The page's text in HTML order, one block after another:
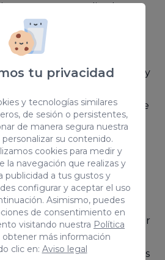
tu privacidad
y tecnologías similares
de sesión o persistentes,
de manera segura nuestra
su contenido.
cookies para medir y
la navegación que realizas y
publicidad a tus gustos y
configurar y aceptar el uso
Asimismo, puedes
de consentimiento en
visitando nuestra Política
obtener más información
clic en: Aviso legal
para no ser penalizados.
los sinónimos
en spintax está muy
texto de una riqueza
pero no se debe abusar de
de redactar frases o
a lo mismo, pero con
máxima que hay que tener
veces que hagan falta el
posibles erratas, fallos